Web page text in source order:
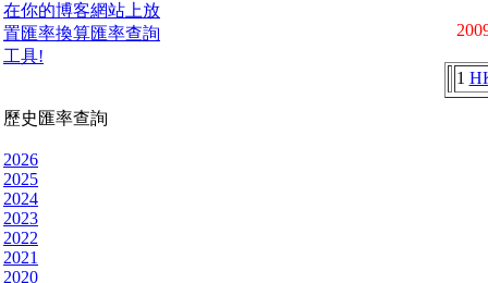
在你的博客網站上放
置匯率換算匯率查詢
工具!
歷史匯率查詢
2026
2025
2024
2023
2022
2021
2020
1